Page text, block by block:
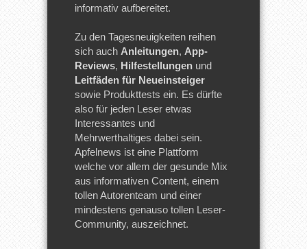
informativ aufbereitet.
Zu den Tagesneuigkeiten reihen
sich auch Anleitungen, App-
Reviews, Hilfestellungen und
Leitfäden für Neueinsteiger
sowie Produkttests ein. Es dürfte
also für jeden Leser etwas
Interessantes und
Mehrwerthaltiges dabei sein.
Apfelnews ist eine Plattform
welche vor allem der gesunde Mix
aus informativen Content, einem
tollen Autorenteam und einer
mindestens genauso tollen Leser-
Community, auszeichnet.